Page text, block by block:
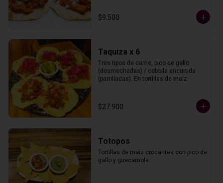
$9.500
Taquiza x 6
Tres tipos de carne, pico de gallo
(desmechadas) / cebolla encurtida
(parrilladas). En tortillas de maíz.
$27.900
Totopos
Tortillas de maíz crocantes con pico de
gallo y guacamole.